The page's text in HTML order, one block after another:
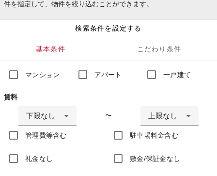
件を指定して、物件を絞り込むことができます。
検索条件を設定する
基本条件 こだわり条件
マンション アパート 一戸建て
賃料
下限なし 〜 上限なし
管理費等含む 駐車場料金含む
礼金なし 敷金/保証金なし